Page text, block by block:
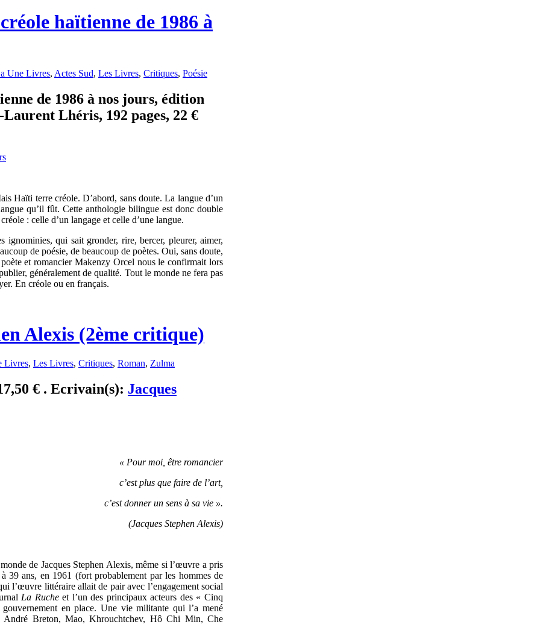
haïtienne de 1986 à
Une Livres, Actes Sud, Les Livres, Critiques, Poésie
de 1986 à nos jours, édition
Lhéris, 192 pages, 22 €
Haïti terre créole. D’abord, sans doute. La langue d’un
qu’il fût. Cette anthologie bilingue est donc double
: celle d’un langage et celle d’une langue.
ignominies, qui sait gronder, rire, bercer, pleurer, aimer,
de poésie, de beaucoup de poètes. Oui, sans doute,
et romancier Makenzy Orcel nous le confirmait lors
généralement de qualité. Tout le monde ne fera pas
En créole ou en français.
Alexis (2ème critique)
Livres, Les Livres, Critiques, Roman, Zulma
€ . Ecrivain(s): Jacques
« Pour moi, être romancier
c’est plus que faire de l’art,
c’est donner un sens à sa vie ».
(Jacques Stephen Alexis)
de Jacques Stephen Alexis, même si l’œuvre a pris
39 ans, en 1961 (fort probablement par les hommes de
l’œuvre littéraire allait de pair avec l’engagement social
La Rucheet l’un des principaux acteurs des « Cinq
en place. Une vie militante qui l’a mené
André Breton, Mao, Khrouchtchev, Hô Chi Min, Che